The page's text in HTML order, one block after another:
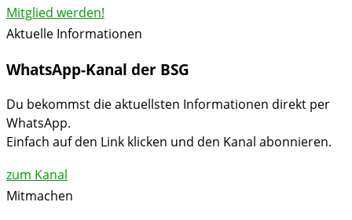
Mitglied werden!
Aktuelle Informationen
WhatsApp-Kanal der BSG
Du bekommst die aktuellsten Informationen direkt per
WhatsApp.
Einfach auf den Link klicken und den Kanal abonnieren.
zum Kanal
Mitmachen